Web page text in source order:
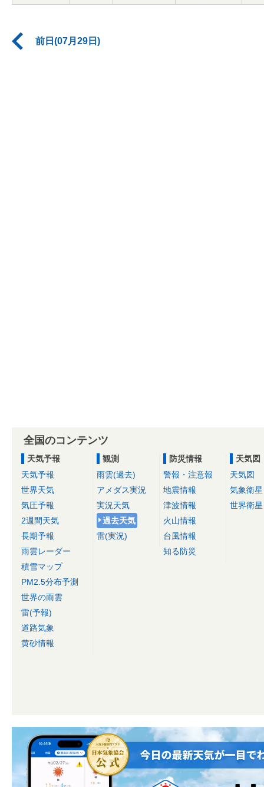
前日(07月29日)
全国のコンテンツ
天気予報
天気予報
世界天気
気圧予報
2週間天気
長期予報
雨雲レーダー
積雪マップ
PM2.5分布予測
世界の雨雲
雷(予報)
道路気象
黄砂情報
観測
雨雲(過去)
アメダス実況
実況天気
過去天気
雷(実況)
防災情報
警報・注意報
地震情報
津波情報
火山情報
台風情報
知る防災
天気図
天気図
気象衛星
世界衛星